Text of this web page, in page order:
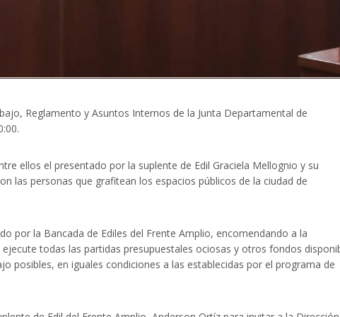
Reglamento y Asuntos Internos de la Junta Departamental de
ellos el presentado por la suplente de Edil Graciela Mellognio y su
las personas que grafitean los espacios públicos de la ciudad de
por la Bancada de Ediles del Frente Amplio, encomendando a la
todas las partidas presupuestales ociosas y otros fondos
posibles, en iguales condiciones a las establecidas por el programa de